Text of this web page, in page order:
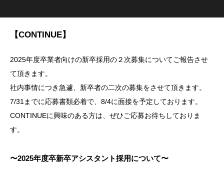
【CONTINUE】
2025年度卒業者向けの新卒採用の２次募集についてご報告させ
て頂きます。
社内事情につき急遽、新卒者の二次の募集をさせて頂きます。
7/31までに応募書類必着で、8/4に面接を予定しております。
CONTINUEに興味のある方は、ぜひご応募お待ちしておりま
す。
〜2025年度卒新卒アシスタント採用について〜